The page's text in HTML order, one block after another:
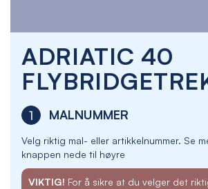
ADRIATIC 40
1 MALNUMMER
Velg riktig mal- eller artikkelnummer. Se
knappen nede til høyre
VIKTIG! For å sikre at du velger det
the
beginning
the
images
gallery